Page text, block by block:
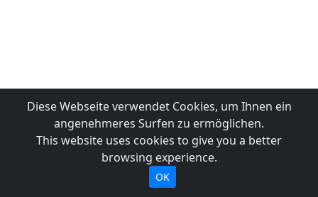
Diese Webseite verwendet Cookies, um Ihnen ein
angenehmeres Surfen zu ermöglichen.
This website uses cookies to give you a better
browsing experience.
OK